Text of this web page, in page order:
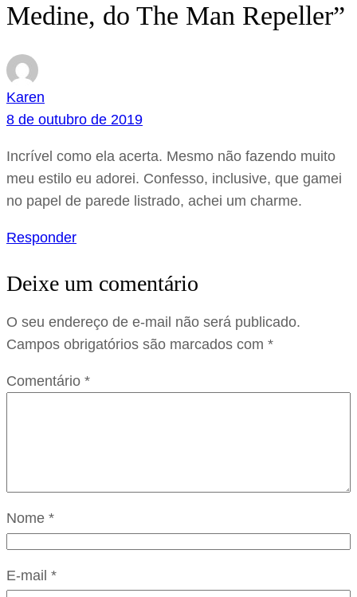
Medine, do The Man Repeller”
Karen
8 de outubro de 2019
Incrível como ela acerta. Mesmo não fazendo muito
meu estilo eu adorei. Confesso, inclusive, que gamei
no papel de parede listrado, achei um charme.
Responder
Deixe um comentário
O seu endereço de e-mail não será publicado.
Campos obrigatórios são marcados com *
Comentário *
Nome *
E-mail *